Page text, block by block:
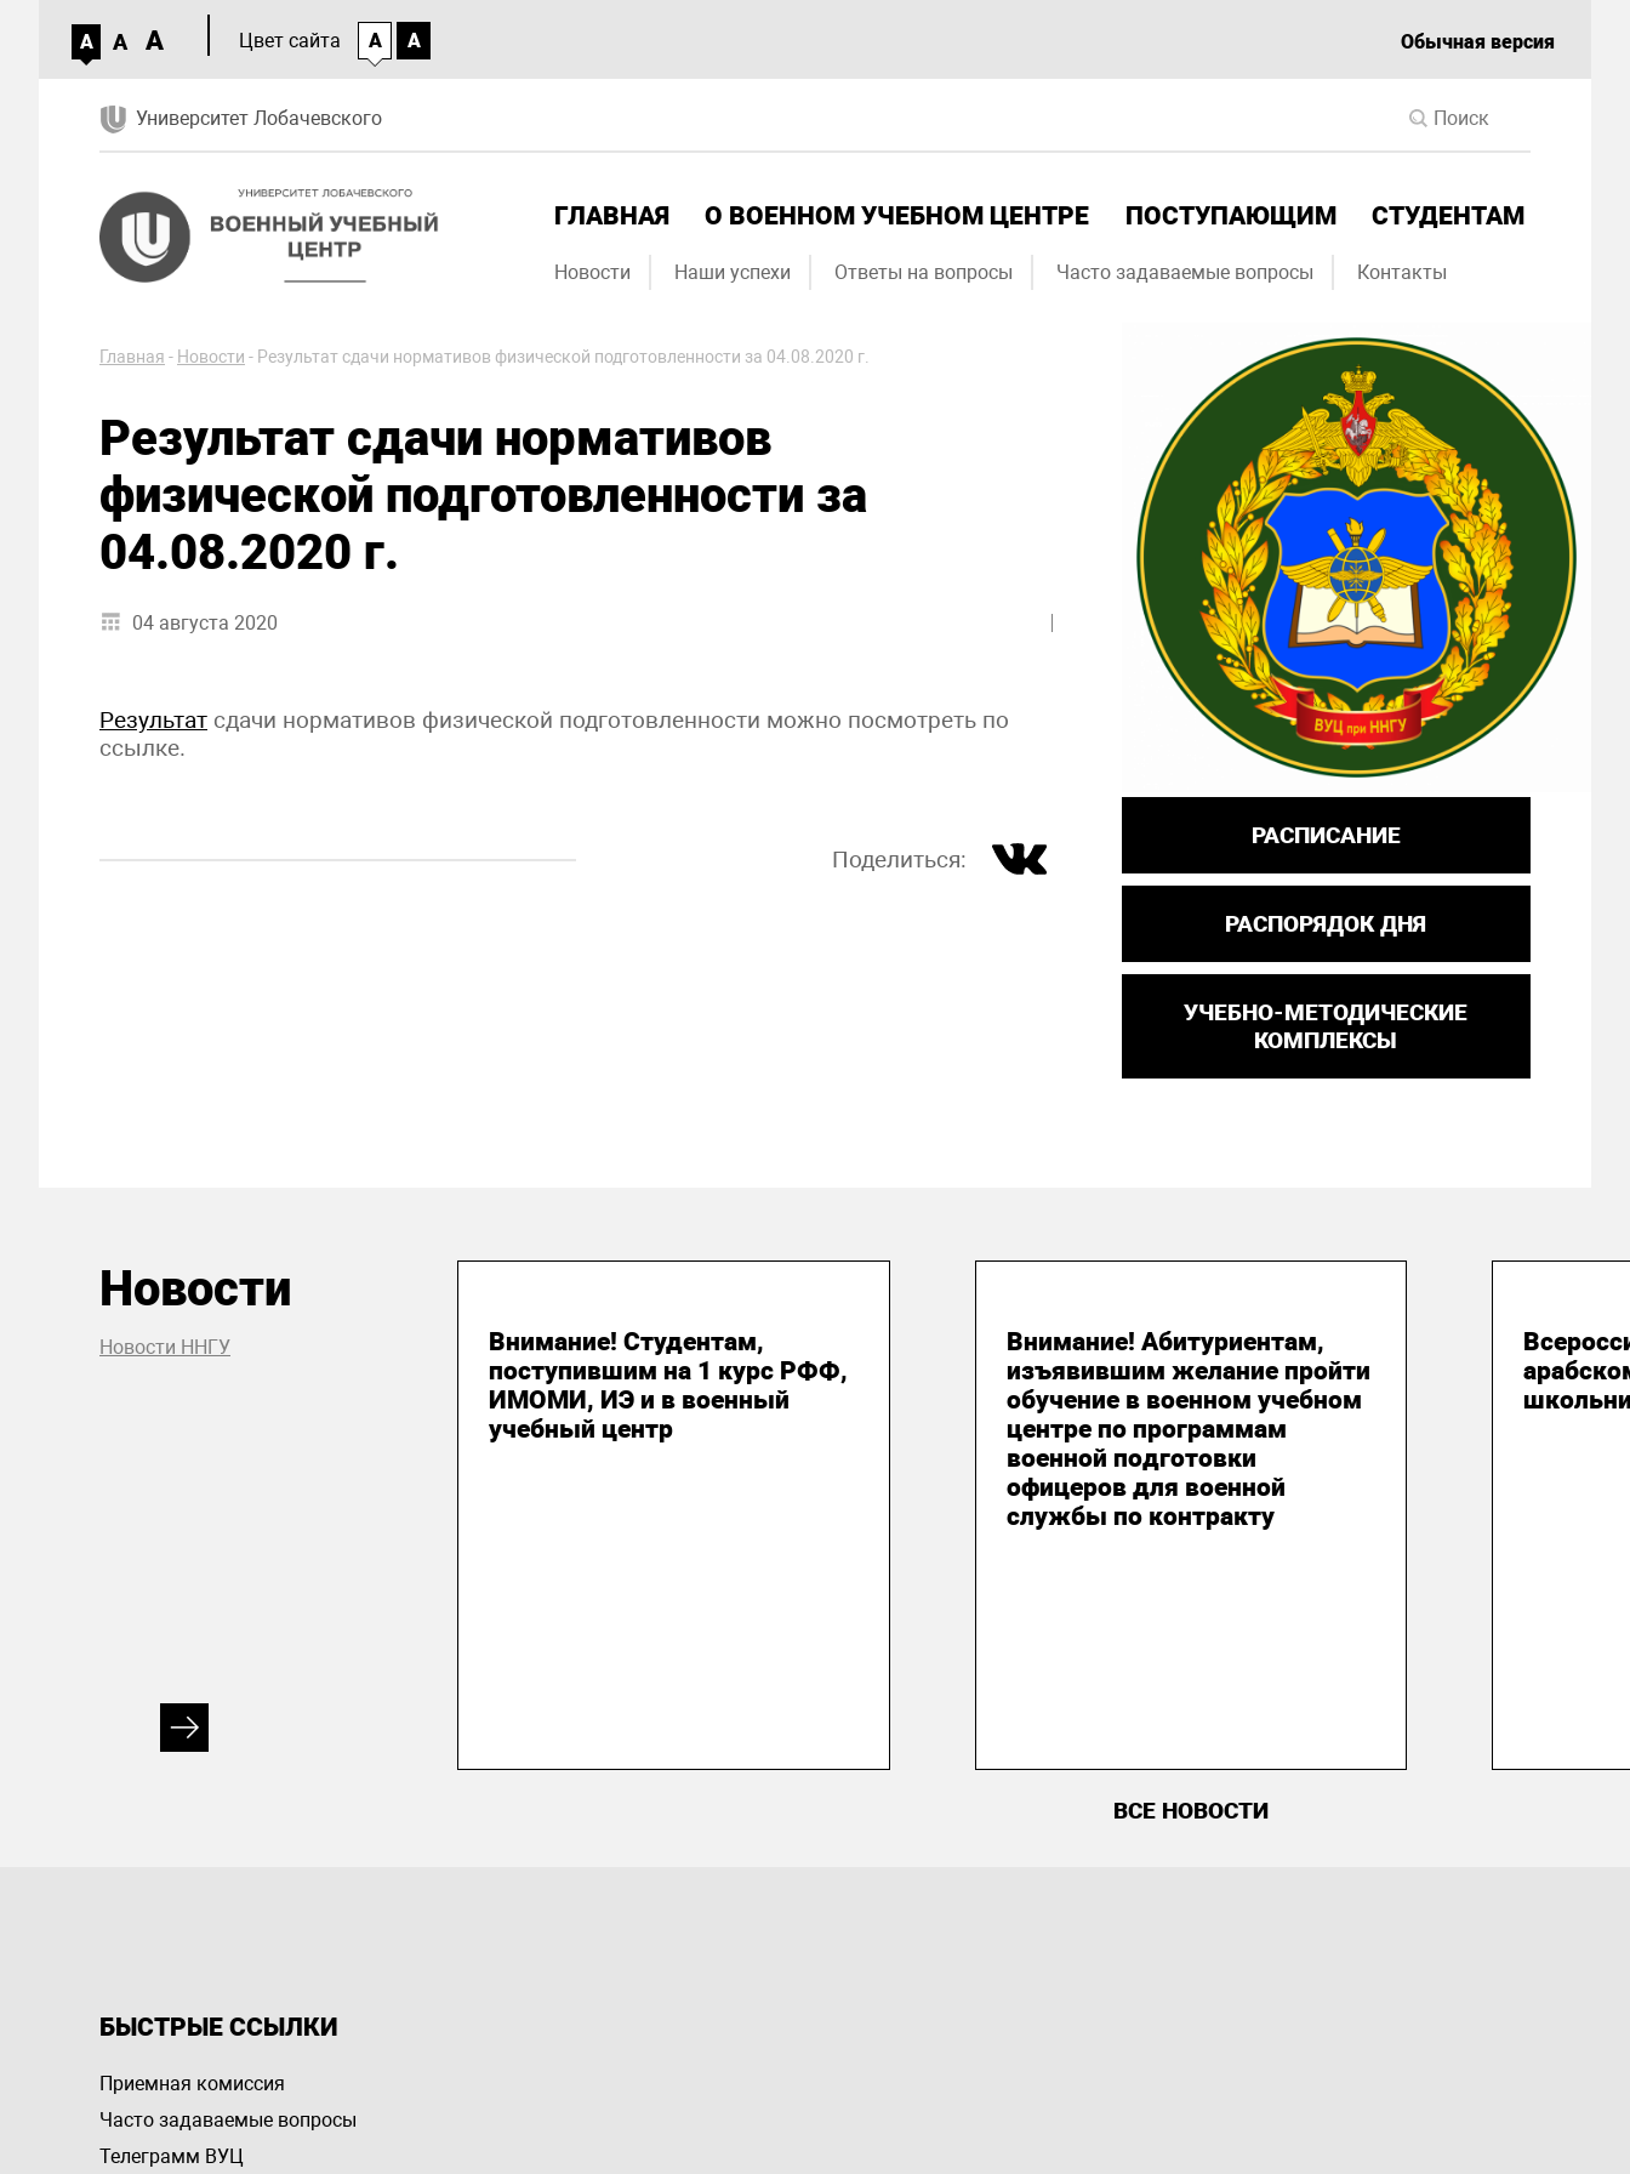
A A A Цвет сайта A A Обычная версия
Университет Лобачевского
ГЛАВНАЯ О ВОЕННОМ УЧЕБНОМ ЦЕНТРЕ ПОСТУПАЮЩИМ СТУДЕНТАМ
Новости Наши успехи Ответы на вопросы Часто задаваемые вопросы Контакты
Главная - Новости - Результат сдачи нормативов физической подготовленности за 04.08.2020 г.
Результат сдачи нормативов
физической подготовленности за
04.08.2020 г.
04 августа 2020
Результат сдачи нормативов физической подготовленности можно посмотреть по
ссылке.
Поделиться:
РАСПИСАНИЕ
РАСПОРЯДОК ДНЯ
УЧЕБНО-МЕТОДИЧЕСКИЕ
КОМПЛЕКСЫ
Новости
Новости ННГУ
Внимание! Студентам,
поступившим на 1 курс РФФ,
ИМОМИ, ИЭ и в военный
учебный центр
Внимание! Абитуриентам,
изъявившим желание пройти
обучение в военном учебном
центре по программам
военной подготовки
офицеров для военной
службы по контракту
ВСЕ НОВОСТИ
БЫСТРЫЕ ССЫЛКИ
Приемная комиссия
Часто задаваемые вопросы
Телеграмм ВУЦ